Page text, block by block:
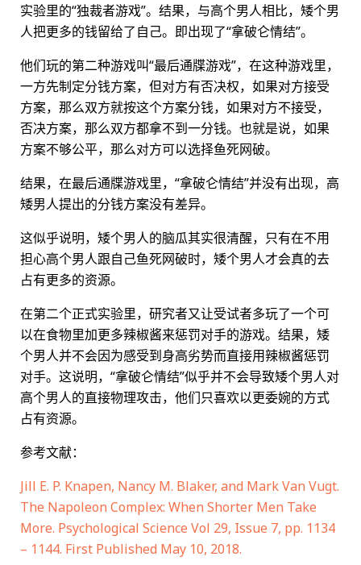
实验里的“独裁者游戏”。结果，与高个男人相比，矮个男
人把更多的钱留给了自己。即出现了“拿破仑情结”。
他们玩的第二种游戏叫“最后通牒游戏”，在这种游戏里，
一方先制定分钱方案，但对方有否决权，如果对方接受
方案，那么双方就按这个方案分钱，如果对方不接受，
否决方案，那么双方都拿不到一分钱。也就是说，如果
方案不够公平，那么对方可以选择鱼死网破。
结果，在最后通牒游戏里，“拿破仑情结”并没有出现，高
矮男人提出的分钱方案没有差异。
这似乎说明，矮个男人的脑瓜其实很清醒，只有在不用
担心高个男人跟自己鱼死网破时，矮个男人才会真的去
占有更多的资源。
在第二个正式实验里，研究者又让受试者多玩了一个可
以在食物里加更多辣椒酱来惩罚对手的游戏。结果，矮
个男人并不会因为感受到身高劣势而直接用辣椒酱惩罚
对手。这说明，“拿破仑情结”似乎并不会导致矮个男人对
高个男人的直接物理攻击，他们只喜欢以更委婉的方式
占有资源。
参考文献：
Jill E. P. Knapen, Nancy M. Blaker, and Mark Van Vugt.
The Napoleon Complex: When Shorter Men Take
More. Psychological Science Vol 29, Issue 7, pp. 1134
– 1144. First Published May 10, 2018.